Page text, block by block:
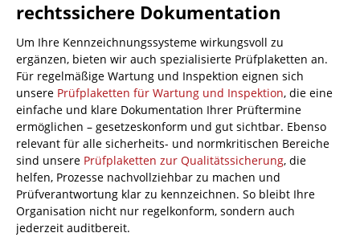
rechtssichere Dokumentation
Um Ihre Kennzeichnungssysteme wirkungsvoll zu
ergänzen, bieten wir auch spezialisierte Prüfplaketten an.
Für regelmäßige Wartung und Inspektion eignen sich
unsere Prüfplaketten für Wartung und Inspektion, die eine
einfache und klare Dokumentation Ihrer Prüftermine
ermöglichen – gesetzeskonform und gut sichtbar. Ebenso
relevant für alle sicherheits- und normkritischen Bereiche
sind unsere Prüfplaketten zur Qualitätssicherung, die
helfen, Prozesse nachvollziehbar zu machen und
Prüfverantwortung klar zu kennzeichnen. So bleibt Ihre
Organisation nicht nur regelkonform, sondern auch
jederzeit auditbereit.